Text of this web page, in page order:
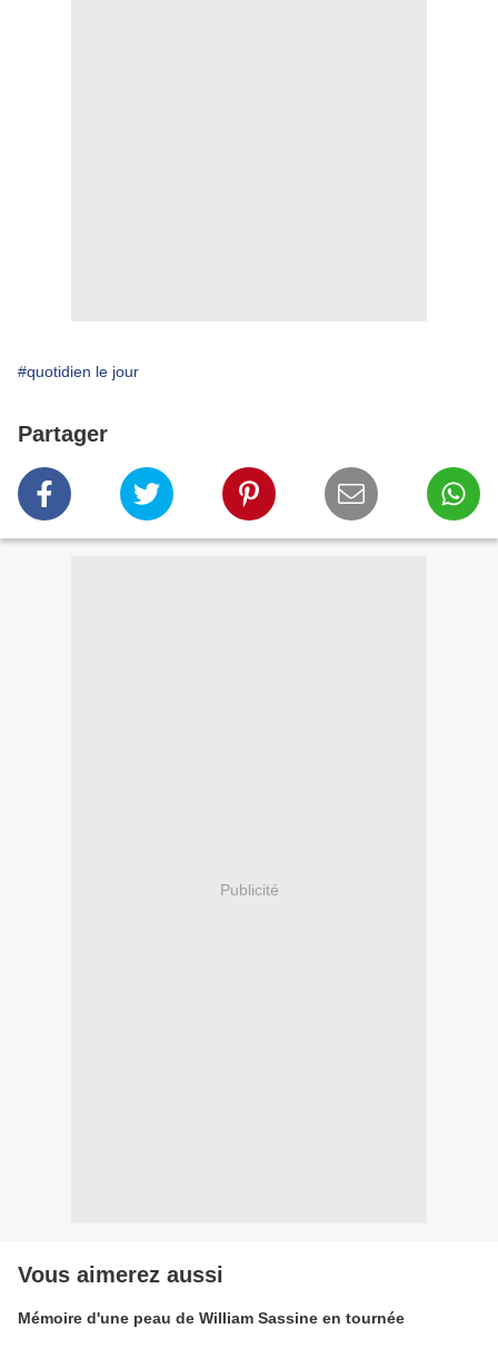
#quotidien le jour
Partager
Publicité
Vous aimerez aussi
Mémoire d'une peau de William Sassine en tournée